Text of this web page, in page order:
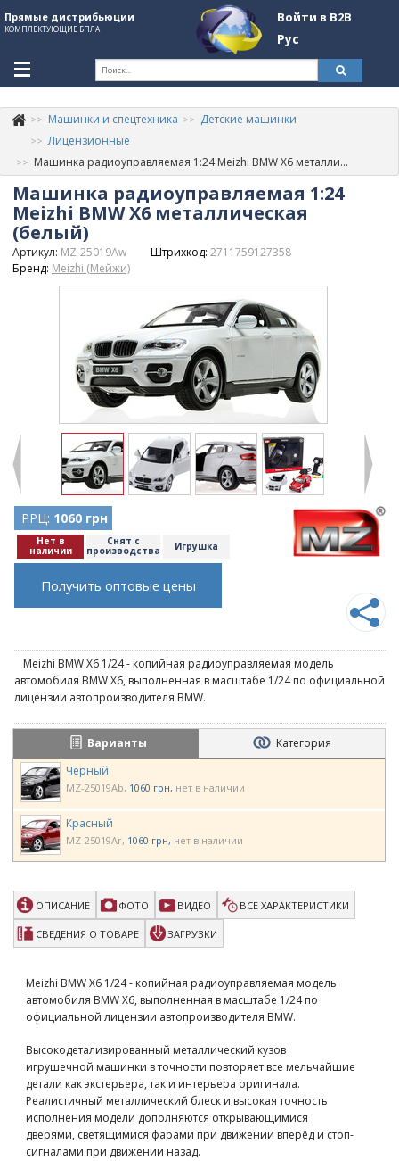
Прямые дистрибьюции
КОМПЛЕКТУЮЩИЕ БПЛА
Войти в B2B
Рус
+380507774092
Информация о компании
About Company
Обзоры
Категории
Стать партнером
Машинки и спецтехника
Детские машинки
Лицензионные
Машинка радиоуправляемая 1:24 Meizhi BMW X6 металлическая (белый)
Машинка радиоуправляемая 1:24
Meizhi BMW X6 металлическая
(белый)
Артикул: MZ-25019Aw Штрихкод: 2711759127358
Бренд: Meizhi (Мейжи)
РРЦ: 1060 грн
Нет в
наличии
Снят с
производства Игрушка
Получить оптовые цены
Meizhi BMW X6 1/24 - копийная радиоуправляемая модель
автомобиля BMW X6, выполненная в масштабе 1/24 по официальной
лицензии автопроизводителя BMW.
Варианты
Категория
Черный
MZ-25019Ab 1060 грн нет в наличии
Красный
MZ-25019Ar 1060 грн нет в наличии
ОПИСАНИЕ ФОТО ВИДЕО ВСЕ ХАРАКТЕРИСТИКИ
СВЕДЕНИЯ О ТОВАРЕ ЗАГРУЗКИ
Meizhi BMW X6 1/24 - копийная радиоуправляемая модель
автомобиля BMW X6, выполненная в масштабе 1/24 по
официальной лицензии автопроизводителя BMW.
Высокодетализированный металлический кузов
игрушечной машинки в точности повторяет все мельчайшие
детали как экстерьера, так и интерьера оригинала.
Реалистичный металлический блеск и высокая точность
исполнения модели дополняются открывающимися
дверями, светящимися фарами при движении вперёд и стоп-
сигналами при движении назад.